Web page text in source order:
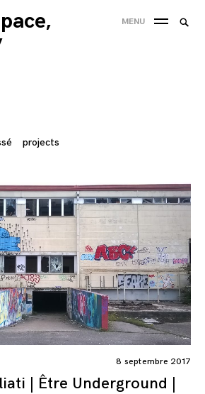
MENU
projects
8 septembre 2017
| Être Underground |